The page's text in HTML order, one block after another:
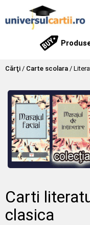
Cărţi / Carte scolara /
Carti
clasica